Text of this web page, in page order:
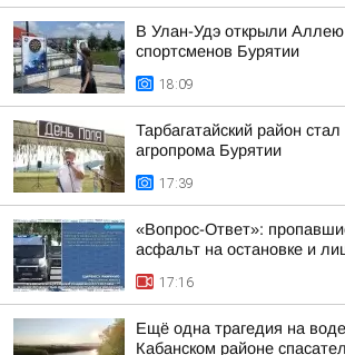
В Улан-Удэ открыли
спортсменов Бурятии
18:09
Тарбагатайский район
агропрома Бурятии
17:39
«Вопрос-Ответ»:
асфальт на остановке и
17:16
Ещё одна трагедия на
Кабанском районе